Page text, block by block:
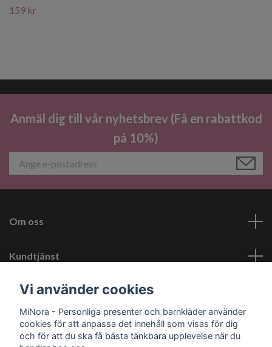
159 kr
Anmäl dig till vår nyhetsbrev (Få en rabattkod
på 10%)
Om oss
Kundtjänst
Läs mer
Sociala medier
Vi använder cookies
MiNora - Personliga presenter och barnkläder använder
cookies för att anpassa det innehåll som visas för dig
och för att du ska få bästa tänkbara upplevelse när du